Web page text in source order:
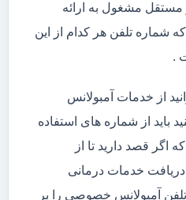
مشغول به ارائه
شماره تلفن هر کدام از این
.
از خدمات آمبولانس
باید از شماره های استفاده
اگر قصد دارید تا از
خدمات درمانی
تلفن آمبولانس خصوصی را بر